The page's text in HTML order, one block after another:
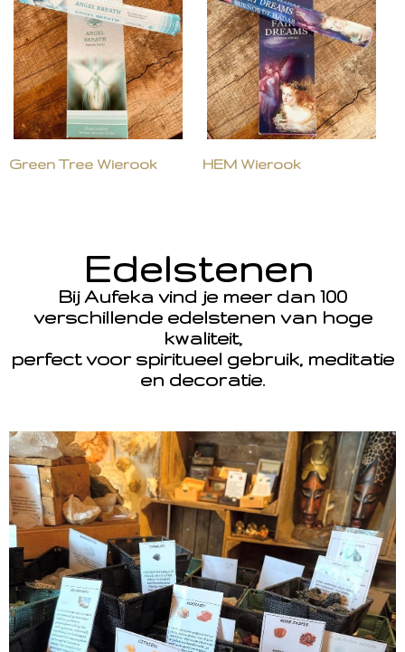
Green Tree Wierook HEM Wierook
Edelstenen
Bij Aufeka vind je meer dan 100
verschillende edelstenen van hoge
kwaliteit,
perfect voor spiritueel gebruik, meditatie
en decoratie.